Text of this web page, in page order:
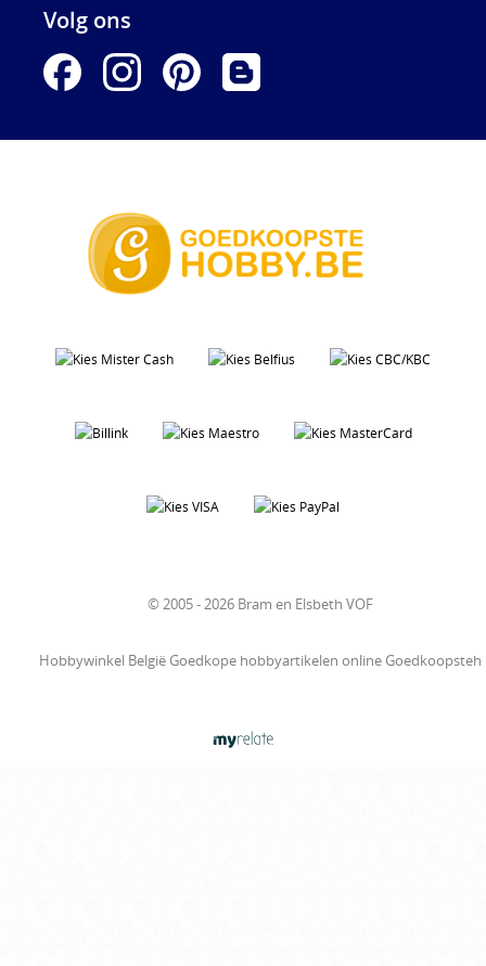
Volg ons
© 2005 - 2026 Bram en Elsbeth VOF
Hobbywinkel België Goedkope hobbyartikelen online Goedkoopsteh